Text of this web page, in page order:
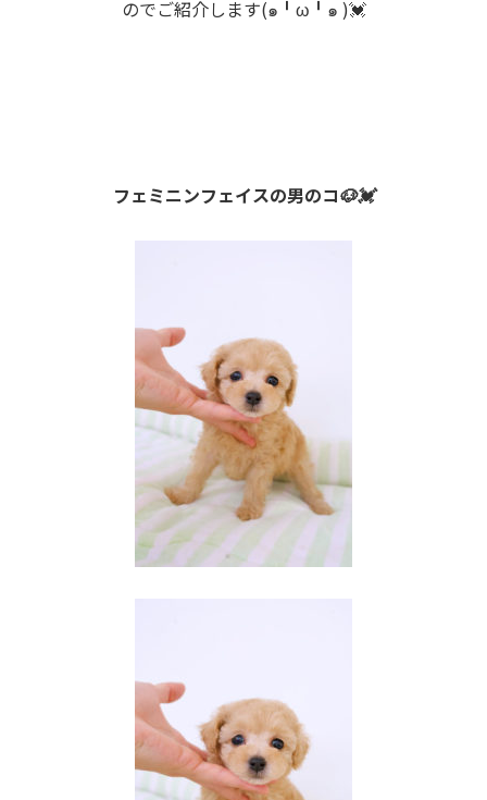
のでご紹介します(๑╹ω╹๑ )💓
フェミニンフェイスの男のコ🐶💓